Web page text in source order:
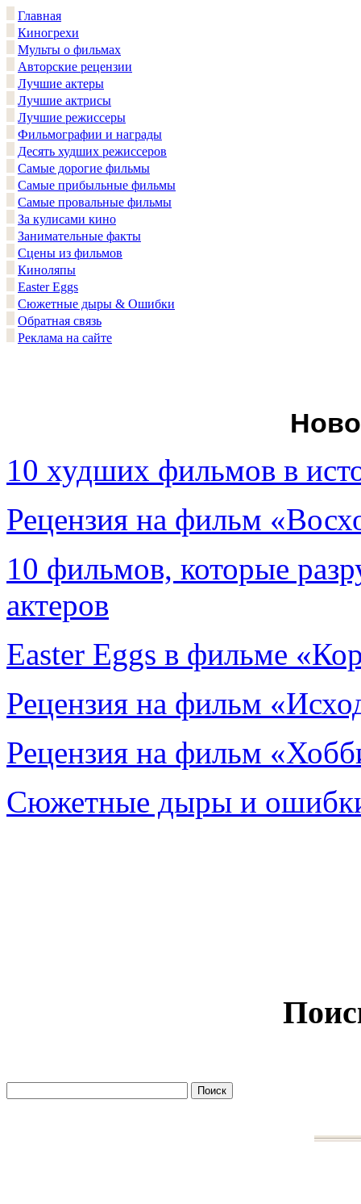
Главная
Киногрехи
Мульты о фильмах
Авторские рецензии
Лучшие актеры
Лучшие актрисы
Лучшие режиссеры
Фильмографии и награды
Десять худших режиссеров
Самые дорогие фильмы
Самые прибыльные фильмы
Самые провальные фильмы
За кулисами кино
Занимательные факты
Сцены из фильмов
Киноляпы
Easter Eggs
Сюжетные дыры & Ошибки
Обратная связь
Реклама на сайте
10 худших фильмов в
Рецензия на фильм
10 фильмов, которые
актеров
Easter Eggs в фильме
Рецензия на фильм
Рецензия на фильм
Сюжетные дыры и